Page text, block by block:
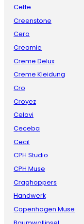
Cette
Creenstone
Cero
Creamie
Creme Delux
Creme Kleidung
Cro
Croyez
Celavi
Ceceba
Cecil
CPH Studio
CPH Muse
Craghoppers
Handwerk
Copenhagen Muse